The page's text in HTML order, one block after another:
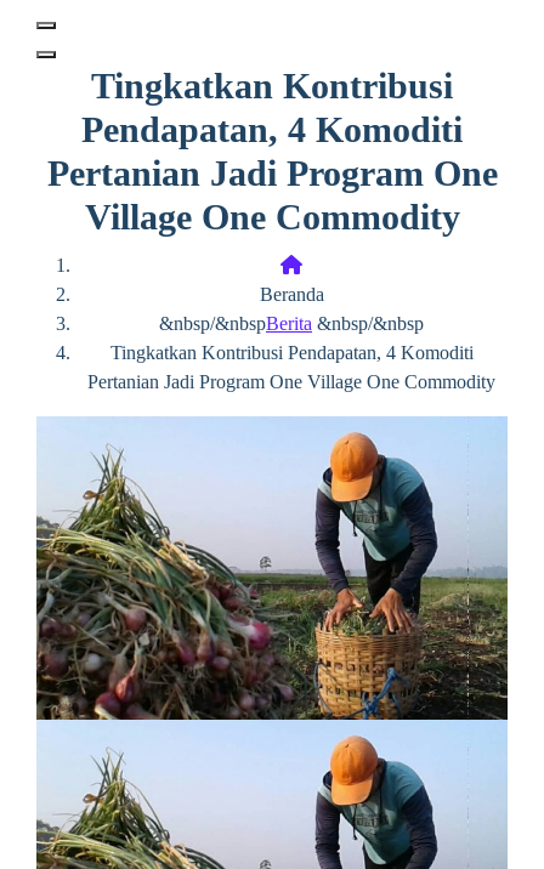
Tingkatkan Kontribusi
Pendapatan, 4 Komoditi
Pertanian Jadi Program One
Village One Commodity
Beranda
&nbsp/&nbspBerita &nbsp/&nbsp
Tingkatkan Kontribusi Pendapatan, 4 Komoditi
Pertanian Jadi Program One Village One Commodity